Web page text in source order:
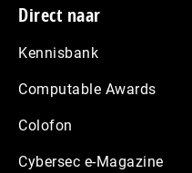
Footer
Direct naar
Kennisbank
Computable Awards
Colofon
Cybersec e-Magazine